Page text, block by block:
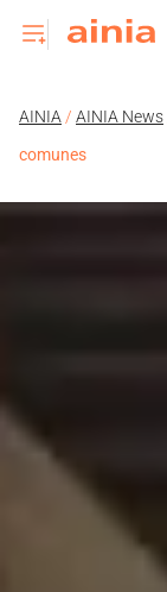
AINIA / AINIA News
comunes